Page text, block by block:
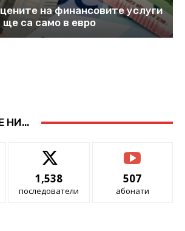
на финансовите услуги
ще са само в евро
НИ...
1,538
последователи
507
абонати